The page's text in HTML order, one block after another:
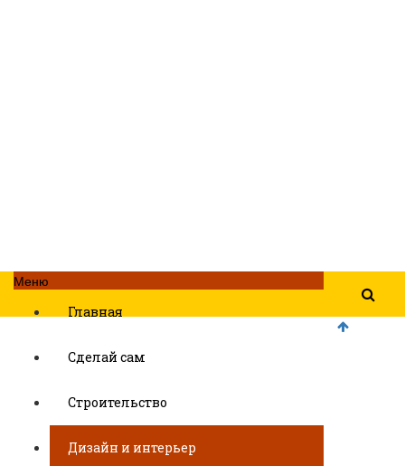
Меню
Главная
Сделай сам
Строительство
Дизайн и интерьер